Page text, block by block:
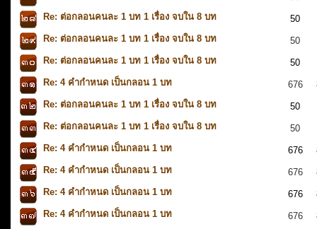
Re: ต่อกลอนคนละ 1 บท 1 เรื่อง จบใน 8 บท
50
Re: ต่อกลอนคนละ 1 บท 1 เรื่อง จบใน 8 บท
50
Re: ต่อกลอนคนละ 1 บท 1 เรื่อง จบใน 8 บท
50
Re: 4 คำกำหนด เป็นกลอน 1 บท
676
Re: ต่อกลอนคนละ 1 บท 1 เรื่อง จบใน 8 บท
50
Re: ต่อกลอนคนละ 1 บท 1 เรื่อง จบใน 8 บท
50
Re: 4 คำกำหนด เป็นกลอน 1 บท
676
Re: 4 คำกำหนด เป็นกลอน 1 บท
676
Re: 4 คำกำหนด เป็นกลอน 1 บท
676
Re: 4 คำกำหนด เป็นกลอน 1 บท
676